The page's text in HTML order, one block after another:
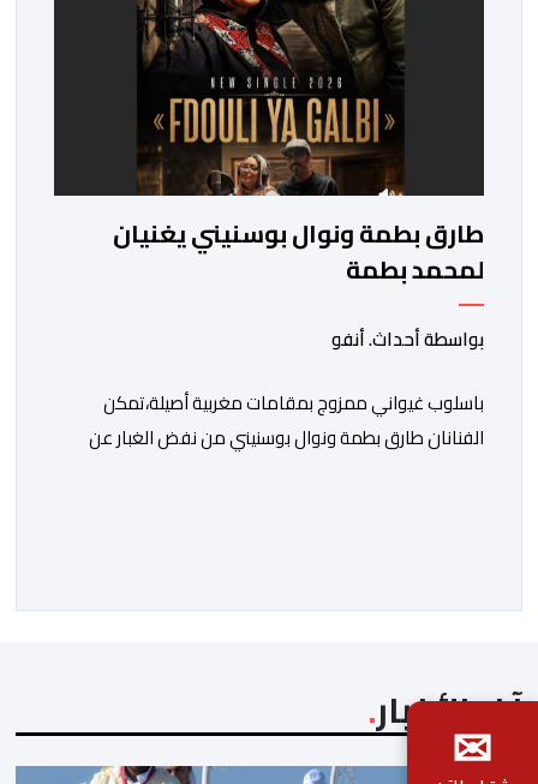
طارق بطمة ونوال بوسنيني يغنيان
لمحمد بطمة
بواسطة أحداث. أنفو
باسلوب غيواني ممزوج بمقامات مغربية أصيلة،تمكن
الفنانان طارق بطمة ونوال بوسنيني من نفض الغبار عن
الفنانان طارق بطمة ونوال بوسنيني أن يعطيا روحا فريدة
آخر الأخبار
✉